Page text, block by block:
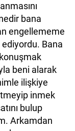
bana
engellememe
Bana
beni alarak
ilişkiye
inmek
bulup
Arkamdan